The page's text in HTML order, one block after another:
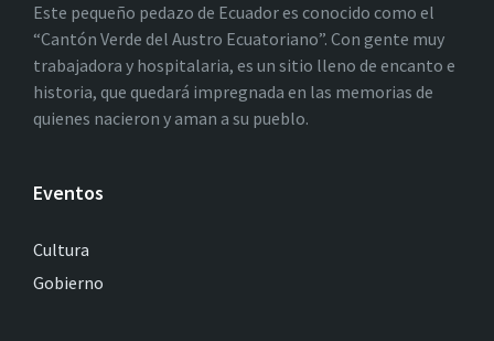
Este pequeño pedazo de Ecuador es conocido como el
“Cantón Verde del Austro Ecuatoriano”. Con gente muy
trabajadora y hospitalaria, es un sitio lleno de encanto e
historia, que quedará impregnada en las memorias de
quienes nacieron y aman a su pueblo.
Eventos
Cultura
Gobierno